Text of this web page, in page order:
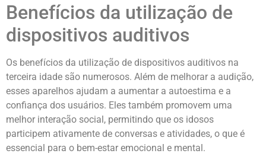
Benefícios da utilização de
dispositivos auditivos
Os benefícios da utilização de dispositivos auditivos na
terceira idade são numerosos. Além de melhorar a audição,
esses aparelhos ajudam a aumentar a autoestima e a
confiança dos usuários. Eles também promovem uma
melhor interação social, permitindo que os idosos
participem ativamente de conversas e atividades, o que é
essencial para o bem-estar emocional e mental.